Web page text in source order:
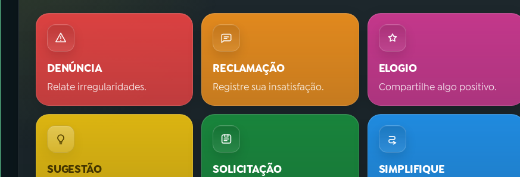
DENÚNCIA
Relate irregularidades.
RECLAMAÇÃO
Registre sua insatisfação.
ELOGIO
Compartilhe algo positivo.
SUGESTÃO SOLICITAÇÃO SIMPLIFIQUE